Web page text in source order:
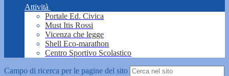
Attività
Portale Ed. Civica
Must Itis Rossi
Vicenza che legge
Shell Eco-marathon
Centro Sportivo Scolastico
Campo di ricerca per le pagine del sito